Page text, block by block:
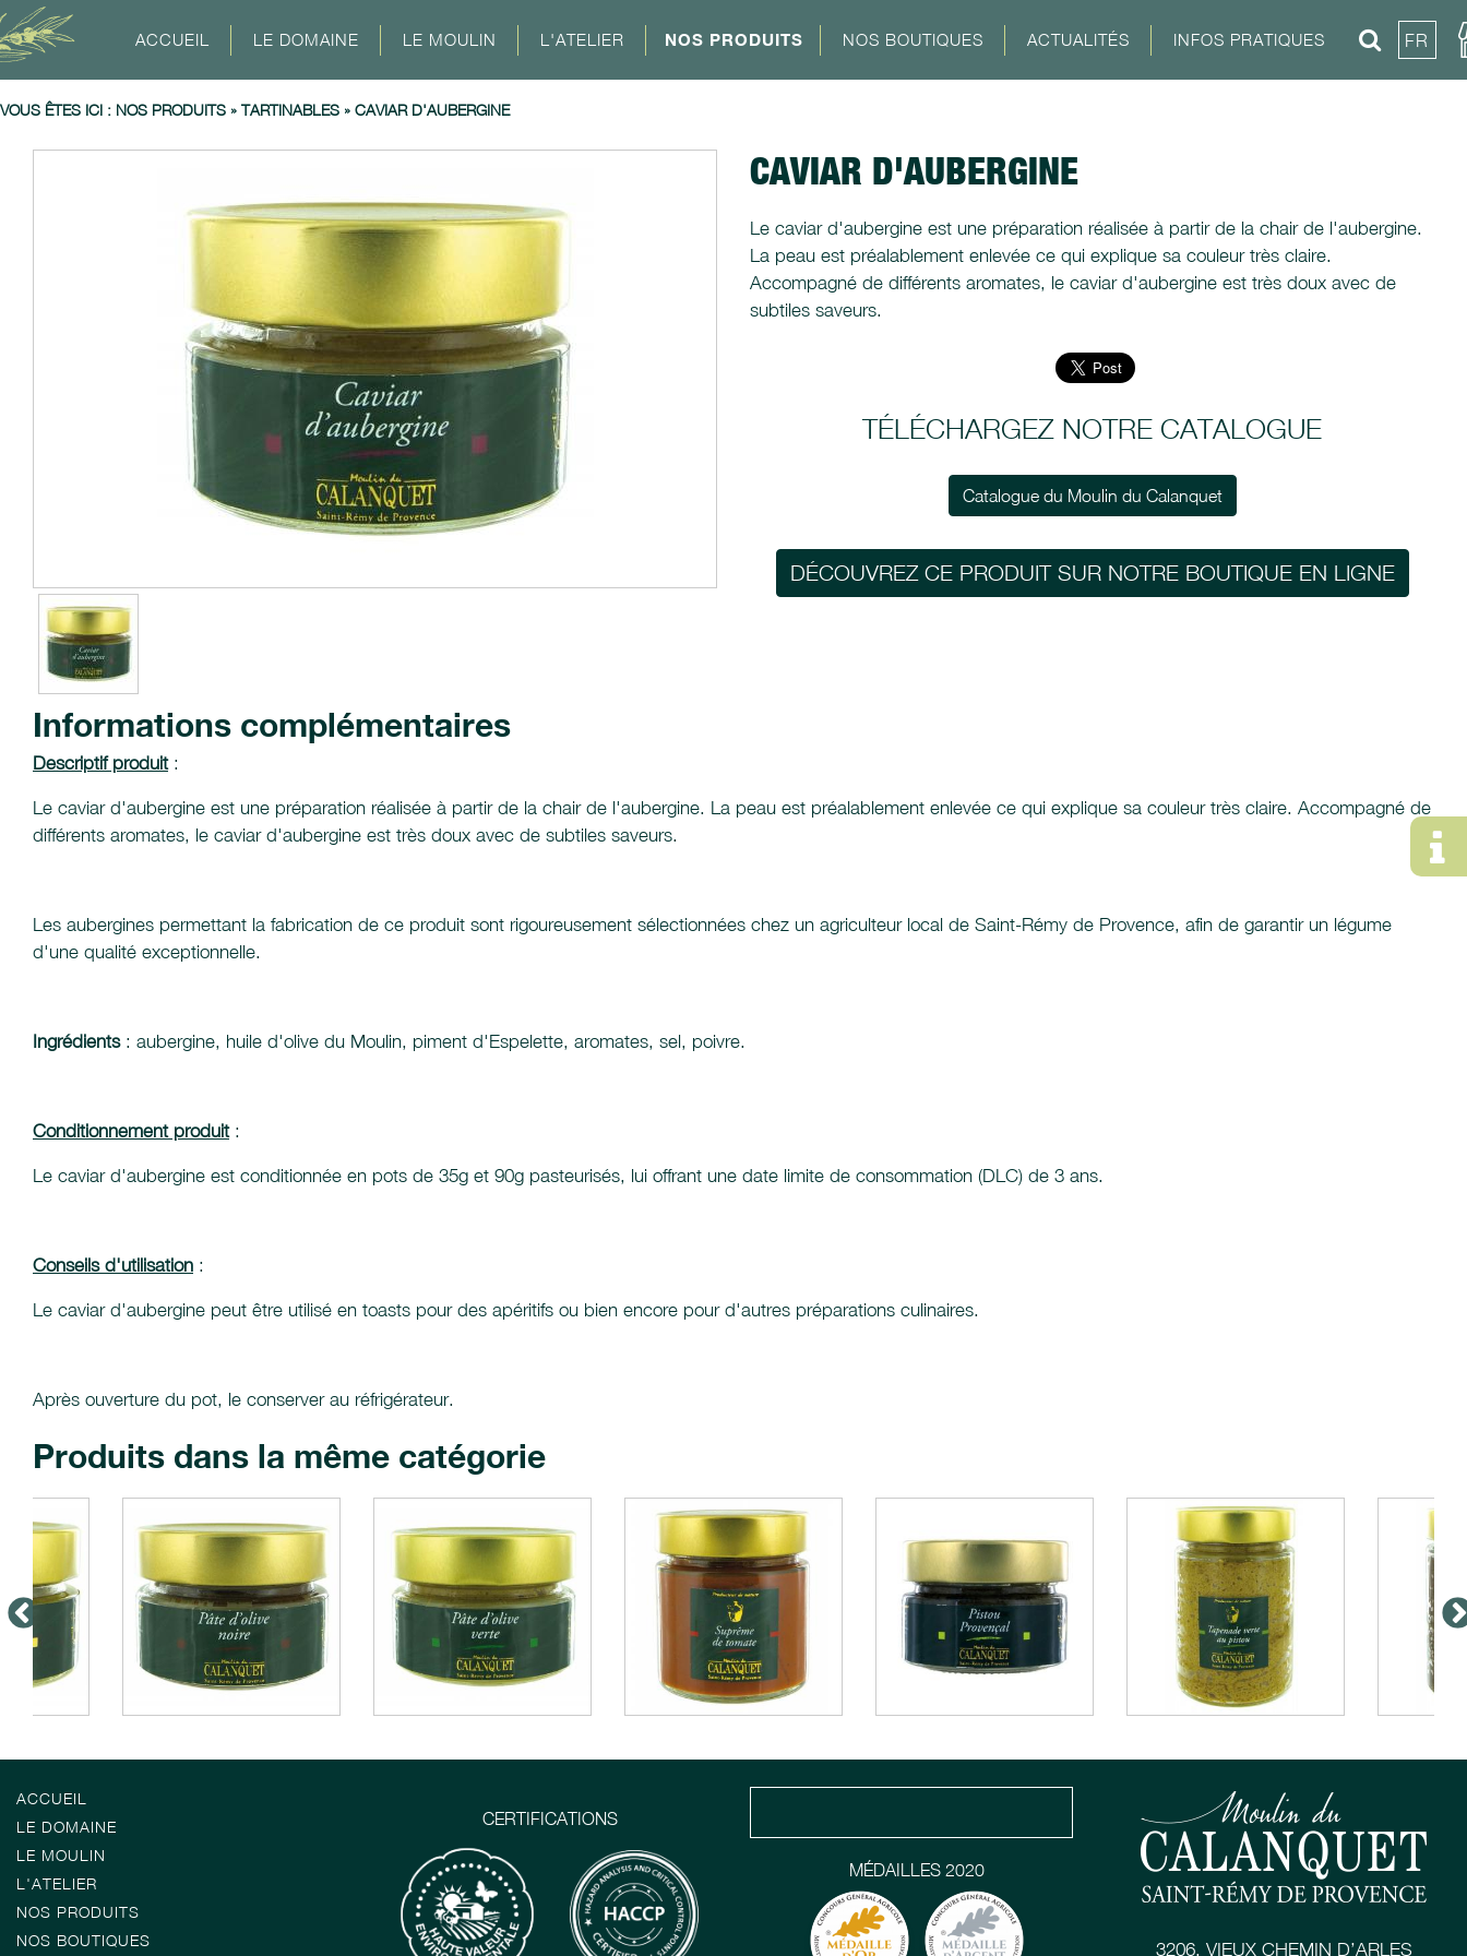
ACCUEIL LE DOMAINE LE MOULIN L'ATELIER NOS PRODUITS NOS BOUTIQUES ACTUALITÉS INFOS PRATIQUES FR
VOUS ÊTES ICI : NOS PRODUITS » TARTINABLES » CAVIAR D'AUBERGINE
CAVIAR D'AUBERGINE
Le caviar d'aubergine est une préparation réalisée à partir de la chair de l'aubergine.
La peau est préalablement enlevée ce qui explique sa couleur très claire.
Accompagné de différents aromates, le caviar d'aubergine est très doux avec de
subtiles saveurs.
TÉLÉCHARGEZ NOTRE CATALOGUE
Catalogue du Moulin du Calanquet
DÉCOUVREZ CE PRODUIT SUR NOTRE BOUTIQUE EN LIGNE
Informations complémentaires
Descriptif produit:
Le caviar d'aubergine est une préparation réalisée à partir de la chair de l'aubergine. La peau est préalablement enlevée ce qui explique sa couleur très claire. Accompagné de
différents aromates, le caviar d'aubergine est très doux avec de subtiles saveurs.
Les aubergines permettant la fabrication de ce produit sont rigoureusement sélectionnées chez un agriculteur local de Saint-Rémy de Provence, afin de garantir un légume
d'une qualité exceptionnelle.
Ingrédients: aubergine, huile d'olive du Moulin, piment d'Espelette, aromates, sel, poivre.
Conditionnement produit:
Le caviar d'aubergine est conditionnée en pots de 35g et 90g pasteurisés, lui offrant une date limite de consommation (DLC) de 3 ans.
Conseils d'utilisation :
Le caviar d'aubergine peut être utilisé en toasts pour des apéritifs ou bien encore pour d'autres préparations culinaires.
Après ouverture du pot, le conserver au réfrigérateur.
Produits dans la même catégorie
ACCUEIL
LE DOMAINE
LE MOULIN
L'ATELIER
NOS PRODUITS
NOS BOUTIQUES
CERTIFICATIONS
MÉDAILLES 2020
3206, VIEUX CHEMIN D’ARLES